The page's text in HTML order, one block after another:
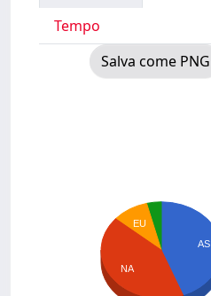
Tempo
Salva come PNG
AS
EU
NA